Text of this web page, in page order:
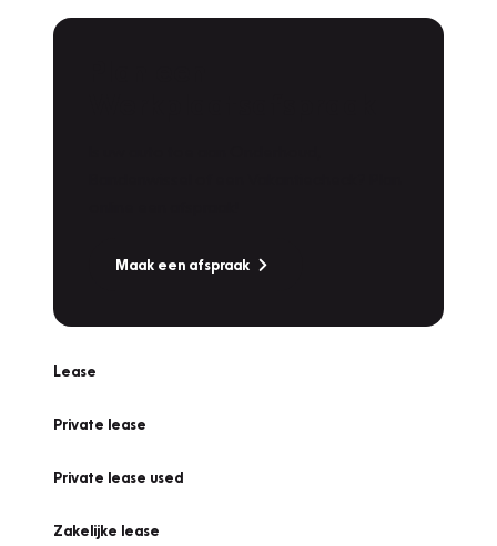
Maak een afspraak
Lease
Private lease
Private lease used
Zakelijke lease